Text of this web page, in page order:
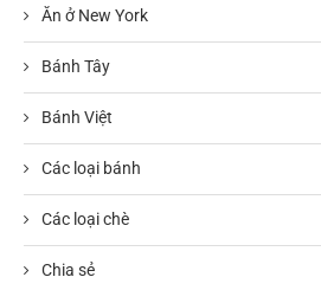
Ăn ở New York
Bánh Tây
Bánh Việt
Các loại bánh
Các loại chè
Chia sẻ